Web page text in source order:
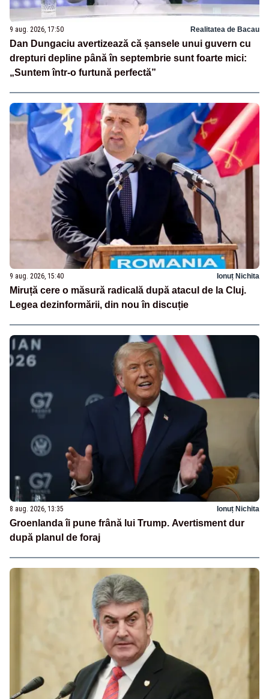
9 aug. 2026, 17:50 Realitatea de Bacau
Dan Dungaciu avertizează că șansele unui guvern cu
drepturi depline până în septembrie sunt foarte mici:
„Suntem într-o furtună perfectă”
9 aug. 2026, 15:40 Ionuț Nichita
Miruță cere o măsură radicală după atacul de la Cluj.
Legea dezinformării, din nou în discuție
8 aug. 2026, 13:35 Ionuț Nichita
Groenlanda îi pune frână lui Trump. Avertisment dur
după planul de foraj